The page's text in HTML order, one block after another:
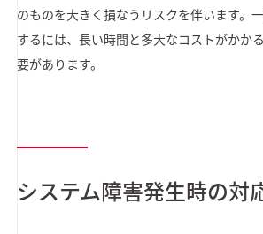
のものを大きく損なうリスクを伴います。
するには、長い時間と多大なコストがかか
要があります。
システム障害発生時の対